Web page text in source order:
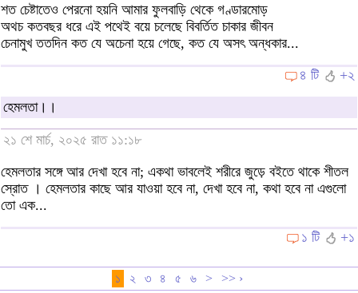
শত চেষ্টাতেও পেরনো হয়নি আমার ফুলবাড়ি থেকে গণ্ডারমোড়
অথচ কতবছর ধরে এই পথেই বয়ে চলেছে বিবর্তিত চাকার জীবন
চেনামুখ ততদিন কত যে অচেনা হয়ে গেছে, কত যে অসৎ অন্ধকার...
৪ টি
+২
হেমলতা।।
২১ শে মার্চ, ২০২৫ রাত ১১:১৮
হেমলতার সঙ্গে আর দেখা হবে না; একথা ভাবলেই শরীরে জুড়ে বইতে থাকে শীতল
স্রোত । হেমলতার কাছে আর যাওয়া হবে না, দেখা হবে না, কথা হবে না এগুলো
তো এক...
১ টি
+১
১ ২ ৩ ৪ ৫ ৬ > >> ›